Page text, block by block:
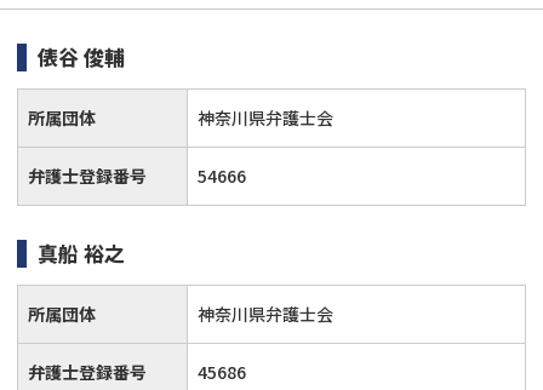
俵谷 俊輔
所属団体 神奈川県弁護士会
弁護士登録番号 54666
真船 裕之
所属団体 神奈川県弁護士会
弁護士登録番号 45686